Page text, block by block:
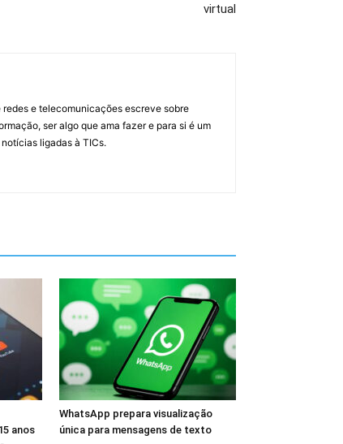
virtual
e telecomunicações escreve sobre
ser algo que ama fazer e para si é um
ligadas à TICs.
anos
WhatsApp prepara visualização
única para mensagens de texto